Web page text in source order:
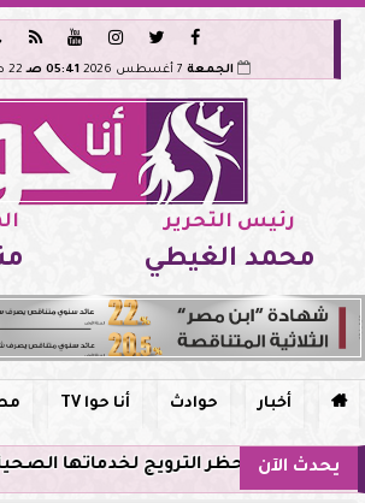





الجمعة 05:41 صـ 22 صفر 1448
رئيس التحرير
محمد الغيطي
 أخبار حوادث أنا حوا TV
يحدث الآن
مصر وحظر الترويج لخدماتها الصحية